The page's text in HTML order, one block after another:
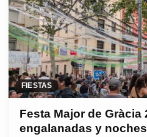
FIESTAS
Festa Major de Gràcia
engalanadas y